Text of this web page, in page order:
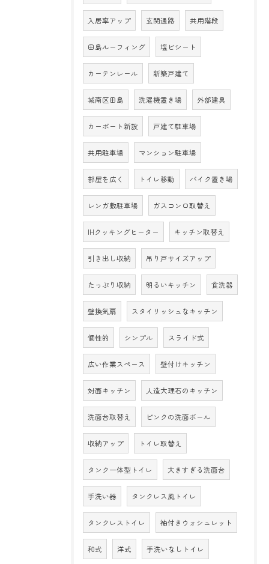
入居率アップ 玄関通路 共用階段
田島ルーフィング 塩ビシート
カーテンレール 新築戸建て
城南区田島 洗濯機置き場 外部建具
カーポート新設 戸建て駐車場
共用駐車場 マンション駐車場
部屋を広く トイレ移動 バイク置き場
レンガ敷駐車場 ガスコンロ取替え
IHクッキングヒーター キッチン取替え
引き出し収納 吊り戸サイズアップ
たっぷり収納 明るいキッチン 食洗器
壁換気扇 スタイリッシュなキッチン
個性的 シンプル スライド式
広い作業スペース 壁付けキッチン
対面キッチン 人造大理石のキッチン
洗面台取替え ピンクの洗面ボール
収納アップ トイレ取替え
タンク一体型トイレ 大きすぎる洗面台
手洗い器 タンクレス風トイレ
タンクレストイレ 袖付きウォシュレット
和式 洋式 手洗いなしトイレ